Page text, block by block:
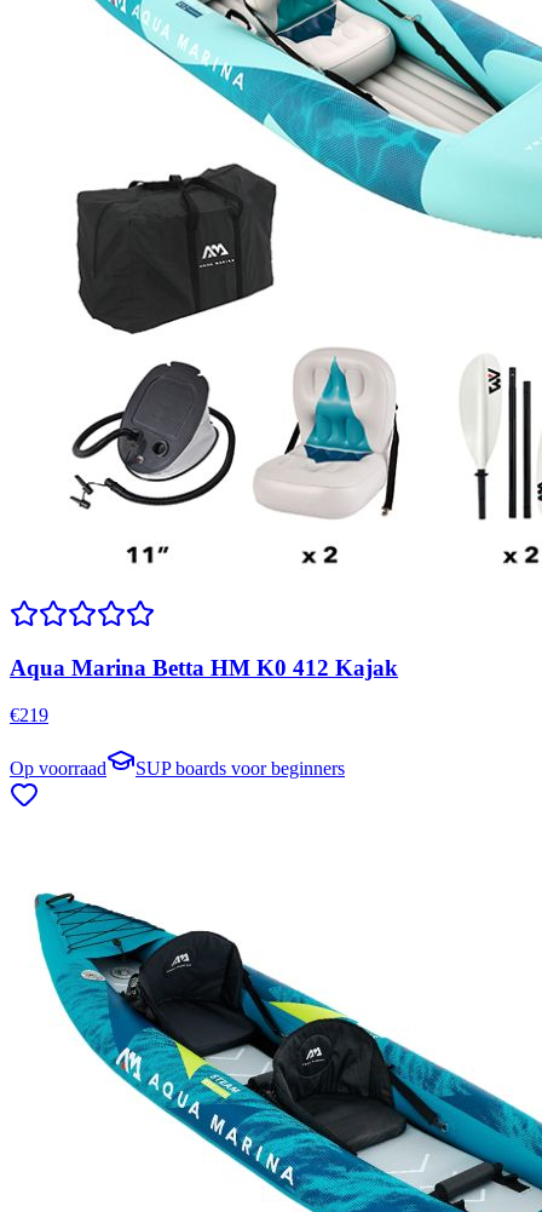
Aqua Marina Betta HM K0 412 Kajak
€219
Op voorraad SUP boards voor beginners